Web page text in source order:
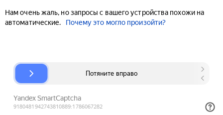
Нам очень жаль, но запросы с вашего устройства похожи на
автоматические.
Почему это могло произойти?